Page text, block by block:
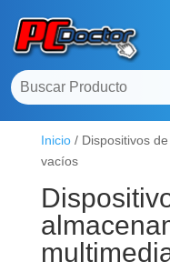
Inicio/ Dispositivos
vacíos